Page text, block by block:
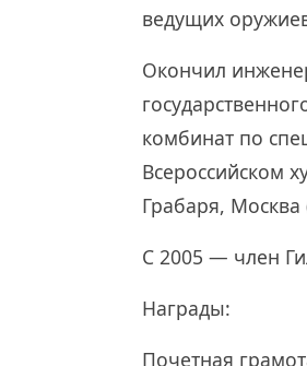
ведущих
Окончил
комбинат по
Всероссийском
Грабаря,
С 2005 — член
Награды:
Почетная